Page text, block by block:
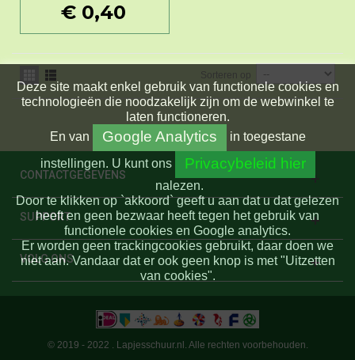
€ 0,40
Sorteren op
CONTACTGEGEVENS
SUPPORT
VOLG ONS
Deze site maakt enkel gebruik van functionele cookies en
technologieën die noodzakelijk zijn om de webwinkel te
laten functioneren.
En van Google Analytics
in toegestane
instellingen. U kunt ons Privacybeleid hier
nalezen.
Door te klikken op `akkoord` geeft u aan dat u dat gelezen
heeft en geen bezwaar heeft tegen het gebruik van
functionele cookies en Google analytics.
Er worden geen trackingcookies gebruikt, daar doen we
niet aan. Vandaar dat er ook geen knop is met "Uitzetten
van cookies".
© 2019 - 2022 . Lapjesschuur.nl. Alle rechten voorbehouden.